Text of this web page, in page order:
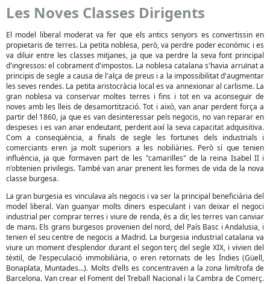
Les Noves Classes Dirigents
El model liberal moderat va fer que els antics senyors es convertissin en
propietaris de terres. La petita noblesa, però, va perdre poder econòmic i es
va diluir entre les classes mitjanes, ja que va perdre la seva font principal
d'ingressos: el cobrament d'impostos. La noblesa catalana s'havia arruïnat a
principis de segle a causa de l'alça de preus i a la impossibilitat d'augmentar
les seves rendes. La petita aristocràcia local es va annexionar al carlisme. La
gran noblesa va conservar moltes terres i fins i tot en va aconseguir de
noves amb les lleis de desamortització. Tot i això, van anar perdent força a
partir del 1860, ja que es van desinteressar pels negocis, no van reparar en
despeses i es van anar endeutant, perdent així la seva capacitat adquisitiva.
Com a conseqüència, a finals de segle les fortunes dels industrials i
comerciants eren ja molt superiors a les nobiliàries. Però sí que tenien
influència, ja que formaven part de les "camarilles" de la reina Isabel II i
n'obtenien privilegis. També van anar prenent les formes de vida de la nova
classe burgesa.
La gran burgesia es vinculava als negocis i va ser la principal beneficiària del
model liberal. Van guanyar molts diners especulant i van deixar el negoci
industrial per comprar terres i viure de renda, és a dir, les terres van canviar
de mans. Els grans burgesos provenien del nord, del País Basc i Andalusia, i
tenien el seu centre de negocis a Madrid. La burgesia industrial catalana va
viure un moment d'esplendor durant el segon terç del segle XIX, i vivien del
tèxtil, de l'especulació immobiliària, o eren retornats de les Índies (Güell,
Bonaplata, Muntades...). Molts d'ells es concentraven a la zona limítrofa de
Barcelona. Van crear el Foment del Treball Nacional i la Cambra de Comerç.